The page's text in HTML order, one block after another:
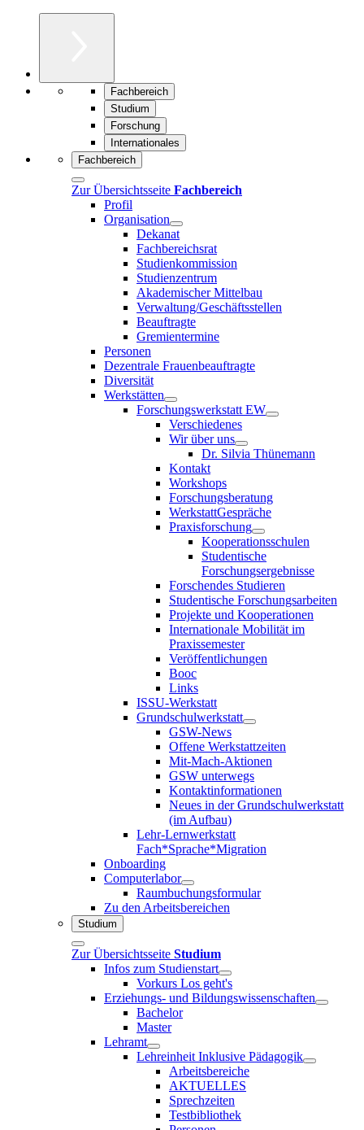
Fachbereich
Studium
Forschung
Internationales
Fachbereich
Zur Übersichtsseite Fachbereich
Profil
Organisation
Dekanat
Fachbereichsrat
Studienkommission
Studienzentrum
Akademischer Mittelbau
Verwaltung/Geschäftsstellen
Beauftragte
Gremientermine
Personen
Dezentrale Frauenbeauftragte
Diversität
Werkstätten
Forschungswerkstatt EW
Verschiedenes
Wir über uns
Dr. Silvia Thünemann
Kontakt
Workshops
Forschungsberatung
WerkstattGespräche
Praxisforschung
Kooperationsschulen
Studentische
Forschungsergebnisse
Forschendes Studieren
Studentische Forschungsarbeiten
Projekte und Kooperationen
Internationale Mobilität im
Praxissemester
Veröffentlichungen
Booc
Links
ISSU-Werkstatt
Grundschulwerkstatt
GSW-News
Offene Werkstattzeiten
Mit-Mach-Aktionen
GSW unterwegs
Kontaktinformationen
Neues in der Grundschulwerkstatt
(im Aufbau)
Lehr-Lernwerkstatt
Fach*Sprache*Migration
Onboarding
Computerlabor
Raumbuchungsformular
Zu den Arbeitsbereichen
Studium
Zur Übersichtsseite Studium
Infos zum Studienstart
Vorkurs Los geht's
Erziehungs- und Bildungswissenschaften
Bachelor
Master
Lehramt
Lehreinheit Inklusive Pädagogik
Arbeitsbereiche
AKTUELLES
Sprechzeiten
Testbibliothek